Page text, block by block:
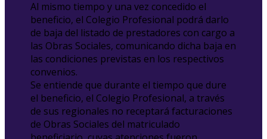
Al mismo tiempo y una vez concedido el
beneficio, el Colegio Profesional podrá darlo
de baja del listado de prestadores con cargo a
las Obras Sociales, comunicando dicha baja en
las condiciones previstas en los respectivos
convenios.
Se entiende que durante el tiempo que dure
el beneficio, el Colegio Profesional, a través
de sus regionales no receptará facturaciones
de Obras Sociales del matriculado